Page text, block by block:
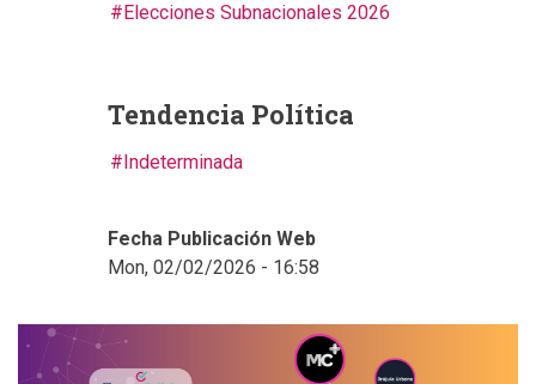
Elecciones Subnacionales 2026
Tendencia Política
Indeterminada
Fecha Publicación Web
Mon, 02/02/2026 - 16:58